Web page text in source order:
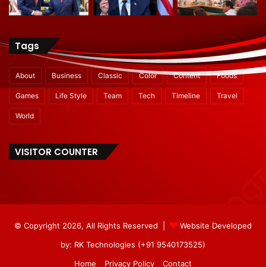
Tags
About Business Classic Color Content Foods
Games Life Style Team Tech Timeline Travel
World
VISITOR COUNTER
© Copyright 2026, All Rights Reserved |
Website Developed
by: RK Technologies (+91 9540173525)
Home
Privacy Policy Contact